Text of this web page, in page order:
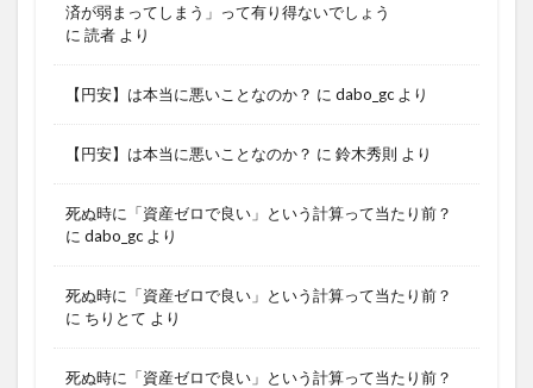
済が弱まってしまう」って有り得ないでしょう
に 読者 より
【円安】は本当に悪いことなのか？ に dabo_gc より
【円安】は本当に悪いことなのか？ に 鈴木秀則 より
死ぬ時に「資産ゼロで良い」という計算って当たり前？
に dabo_gc より
死ぬ時に「資産ゼロで良い」という計算って当たり前？
に ちりとて より
死ぬ時に「資産ゼロで良い」という計算って当たり前？